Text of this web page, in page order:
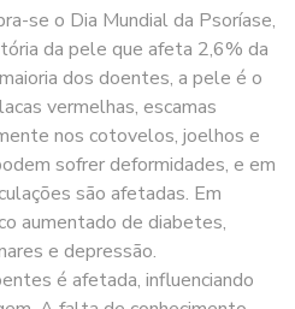
se o Dia Mundial da Psoríase,
da pele que afeta 2,6% da
dos doentes, a pele é o
vermelhas, escamas
nos cotovelos, joelhos e
sofrer deformidades, e em
são afetadas. Em
aumentado de diabetes,
e depressão.
é afetada, influenciando